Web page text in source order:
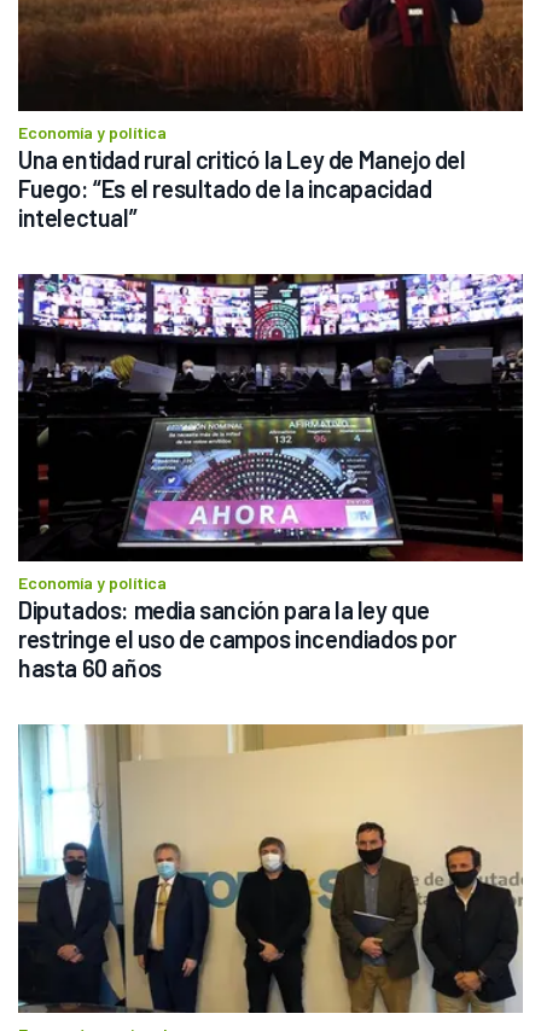
Economía y política
Una entidad rural criticó la Ley de Manejo del
Fuego: “Es el resultado de la incapacidad
intelectual”
Economía y política
Diputados: media sanción para la ley que
restringe el uso de campos incendiados por
hasta 60 años